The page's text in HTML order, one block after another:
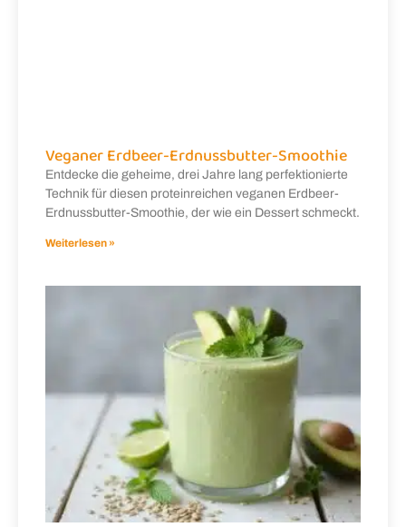
Veganer Erdbeer-Erdnussbutter-Smoothie
Entdecke die geheime, drei Jahre lang perfektionierte
Technik für diesen proteinreichen veganen Erdbeer-
Erdnussbutter-Smoothie, der wie ein Dessert schmeckt.
Weiterlesen »